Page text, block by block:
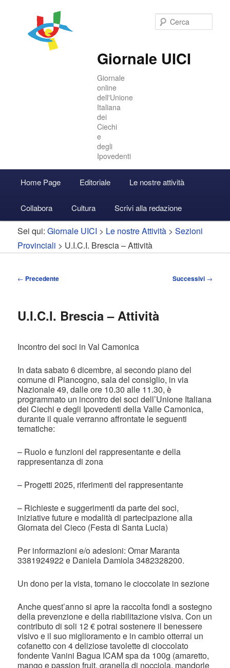
Giornale UICI
Giornale
online
dell'Unione
Italiana
dei
Ciechi
e
degli
Ipovedenti
principale
Vai
al
contenuto
Vai
al
contenuto
Accedi
Home Page Editoriale Le nostre attività
Collabora Cultura Scrivi alla redazione
Sei qui:Giornale UICI > Le nostre Attività >Sezioni
Provinciali > U.I.C.I. Brescia – Attività
Navigazione
← Precedente Successivi →
U.I.C.I. Brescia – Attività
Incontro dei soci in Val Camonica
In data sabato 6 dicembre, al secondo piano del
comune di Piancogno, sala del consiglio, in via
Nazionale 49, dalle ore 10.30 alle 11.30, è
programmato un incontro dei soci dell’Unione Italiana
dei Ciechi e degli Ipovedenti della Valle Camonica,
durante il quale verranno affrontate le seguenti
tematiche:
– Ruolo e funzioni del rappresentante e della
rappresentanza di zona
– Progetti 2025, riferimenti del rappresentante
– Richieste e suggerimenti da parte dei soci,
iniziative future e modalità di partecipazione alla
Giornata del Cieco (Festa di Santa Lucia)
Per informazioni e/o adesioni: Omar Maranta
3381924922 e Daniela Damiola 3482328200.
Un dono per la vista, tornano le cioccolate in sezione
Anche quest’anno si apre la raccolta fondi a sostegno
della prevenzione e della riabilitazione visiva. Con un
contributo di soli 12 € potrai sostenere il benessere
visivo e il suo miglioramento e in cambio otterrai un
cofanetto con 4 deliziose tavolette di cioccolato
fondente Vanini Bagua ICAM spa da 100g (amaretto,
mango e passion fruit, granella di nocciola, mandorle